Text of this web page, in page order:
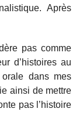
Après
pas comme
d’histoires au
dans mes
ainsi de mettre
pas l’histoire